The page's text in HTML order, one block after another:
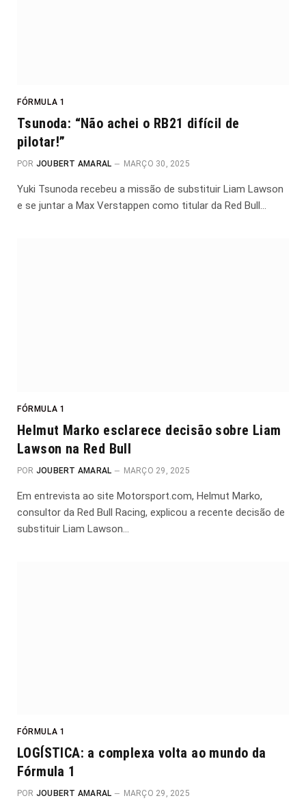
FÓRMULA 1
Tsunoda: “Não achei o RB21 difícil de
pilotar!”
POR JOUBERT AMARAL MARÇO 30, 2025
Yuki Tsunoda recebeu a missão de substituir Liam Lawson
e se juntar a Max Verstappen como titular da Red Bull…
FÓRMULA 1
Helmut Marko esclarece decisão sobre Liam
Lawson na Red Bull
POR JOUBERT AMARAL MARÇO 29, 2025
Em entrevista ao site Motorsport.com, Helmut Marko,
consultor da Red Bull Racing, explicou a recente decisão de
substituir Liam Lawson…
FÓRMULA 1
LOGÍSTICA: a complexa volta ao mundo da
Fórmula 1
POR JOUBERT AMARAL MARÇO 29, 2025